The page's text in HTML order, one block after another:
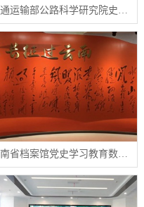
云南省档案馆党史学习教育数字展厅案例